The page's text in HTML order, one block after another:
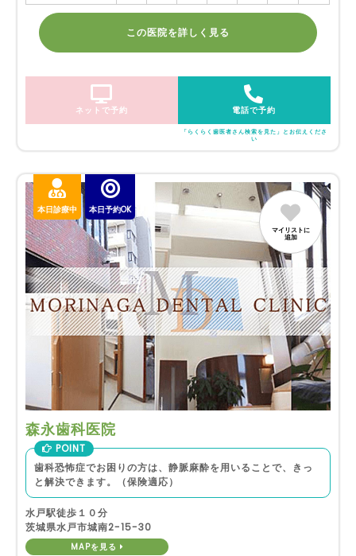
この医院を詳しく見る
ネットで予約 電話で予約
「らくらく歯医者さん検索を見た」とお伝えくださ
い
本日診療中 本日予約OK
森永歯科医院
マイリストに
追加
POINT
歯科恐怖症でお困りの方は、静脈麻酔を用いることで、きっ
と解決できます。（保険適応）
水戸駅徒歩１０分
茨城県水戸市城南2-15-30
MAPを見る